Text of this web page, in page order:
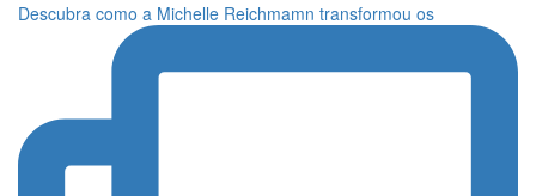
Descubra como a Michelle Reichmamn transformou os